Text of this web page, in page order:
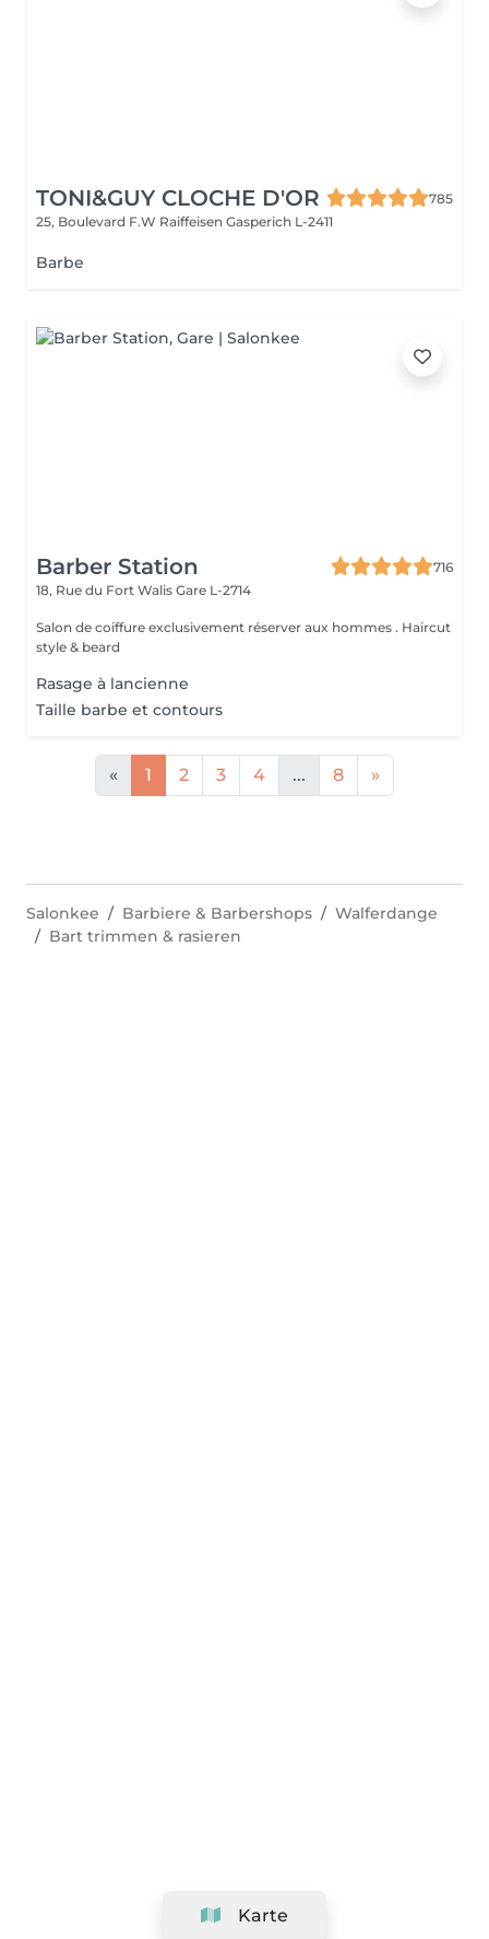
TONI&GUY CLOCHE D'OR
785
25, Boulevard F.W Raiffeisen Gasperich L-2411
Barbe
Barber Station
716
18, Rue du Fort Walis Gare L-2714
Salon de coiffure exclusivement réserver aux hommes . Haircut
style & beard
Rasage à lancienne
Taille barbe et contours
« 1 2 3 4 ... 8 »
Karte
Salonkee Barbiere & Barbershops
Walferdange
Bart trimmen & rasieren